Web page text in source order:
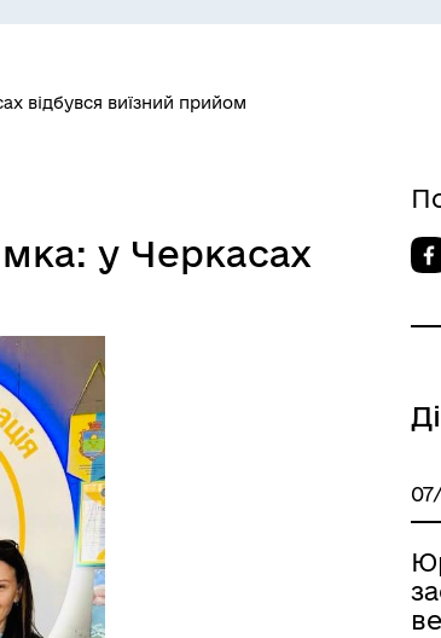
відбувся виїзний прийом
у Черкасах